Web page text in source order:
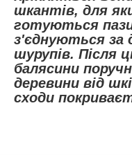
шкантів, для
готуються
з'єднуються за
шурупів. Після
балясини
деревини від
сходи